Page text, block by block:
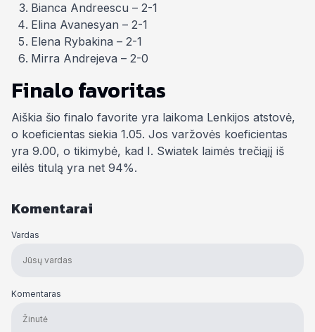
Bianca Andreescu – 2-1
Elina Avanesyan – 2-1
Elena Rybakina – 2-1
Mirra Andrejeva – 2-0
Finalo favoritas
Aiškia šio finalo favorite yra laikoma Lenkijos atstovė,
o koeficientas siekia 1.05. Jos varžovės koeficientas
yra 9.00, o tikimybė, kad I. Swiatek laimės trečiąjį iš
eilės titulą yra net 94%.
Komentarai
Vardas
Komentaras